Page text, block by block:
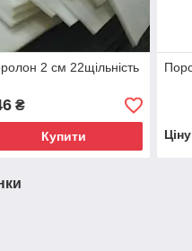
2 см 22щільність
₴
Купити